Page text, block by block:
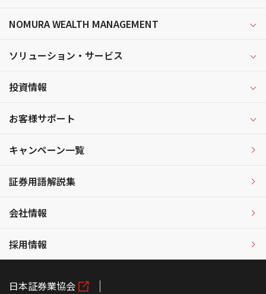
NOMURA WEALTH MANAGEMENT
ソリューション・サービス
投資情報
お客様サポート
キャンペーン一覧
証券用語解説集
会社情報
採用情報
日本証券業協会